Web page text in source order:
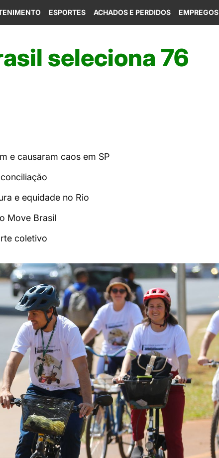
ESPORTES ACHADOS E PERDIDOS EMPREGOS
seleciona 76
e causaram caos em SP
e equidade no Rio
Move Brasil
coletivo